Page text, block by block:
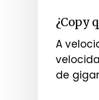
¿Copy
A
de